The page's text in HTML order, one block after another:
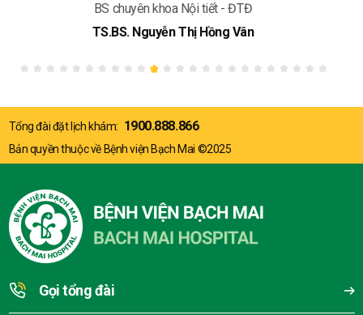
BS chuyên khoa Nội tiết - ĐTĐ
TS.BS. Nguyễn Thị Hồng Vân
Tổng đài đặt lịch khám: 1900.888.866
Bản quyền thuộc về Bệnh viện Bạch Mai ©2025
Gọi tổng đài